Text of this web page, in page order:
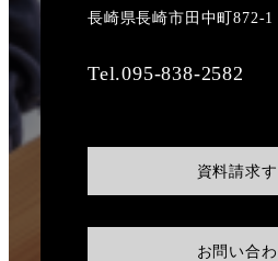
長崎県長崎市田中町872-
Tel.095-838-2582
資料請求
お問い合